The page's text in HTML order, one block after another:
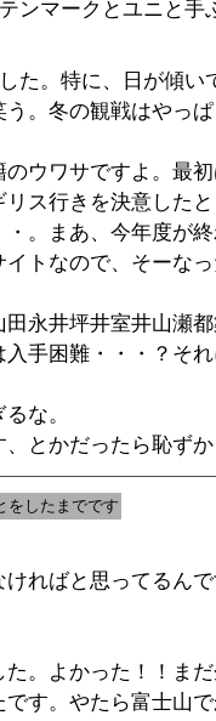
ンマークとユニと
た。特に、日が傾
。冬の観戦はやっ
ウワサですよ。最
ス行きを決意した
・。まあ、今年度が
トなので、そーな
永井坪井室井山瀬
手困難・・・？そ
な。
とかだったら恥ず
をしたまでです
ればと思ってるん
た。よかった！！ま
す。やたら富士山